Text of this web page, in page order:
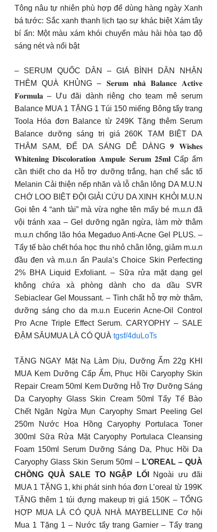
Tông nâu tự nhiên phù hợp để dùng hàng ngày Xanh
bá tước: Sắc xanh thanh lịch tạo sự khác biệt Xám tây
bí ẩn: Một màu xám khói chuyển màu hài hòa tạo độ
sáng nét và nổi bật
– SERUM QUỐC DÂN – GIÁ BÌNH DÂN NHẬN
THÊM QUÀ KHỦNG – 𝐒𝐞𝐫𝐮𝐦 𝐧𝐡𝐚̀ 𝐁𝐚𝐥𝐚𝐧𝐜𝐞 𝐀𝐜𝐭𝐢𝐯𝐞
𝐅𝐨𝐫𝐦𝐮𝐥𝐚 – Ưu đãi dành riêng cho team mê serum
Balance MUA 1 TẶNG 1 Túi 150 miếng Bông tẩy trang
Toola Hóa đơn Balance từ 249K Tặng thêm Serum
Balance dưỡng sáng trị giá 260K TẠM BIỆT DA
THÂM SẠM, ĐỂ DA SÁNG DỄ DÀNG 𝟗 𝐖𝐢𝐬𝐡𝐞𝐬
𝐖𝐡𝐢𝐭𝐞𝐧𝐢𝐧𝐠 𝐃𝐢𝐬𝐜𝐨𝐥𝐨𝐫𝐚𝐭𝐢𝐨𝐧 𝐀𝐦𝐩𝐮𝐥𝐞 𝐒𝐞𝐫𝐮𝐦 𝟐𝟓𝐦𝐥 Cấp ẩm
cần thiết cho da Hỗ trợ dưỡng trắng, hạn chế sắc tố
Melanin Cải thiện nếp nhăn và lỗ chân lông DA M.U.N
CHỚ LOO BIỆT ĐỘI GIẢI CỨU DA XINH KHỎI M.U.N
Gọi tên 4 “anh tài” mà vừa nghe tên mấy bé m.u.n đã
vội tránh xaa – Gel dưỡng ngăn ngừa, làm mờ thâm
m.u.n chống lão hóa Megaduo Anti-Acne Gel PLUS. –
Tẩy tế bào chết hóa học thu nhỏ chân lông, giảm m.u.n
đầu đen và m.u.n ẩn Paula’s Choice Skin Perfecting
2% BHA Liquid Exfoliant. – Sữa rửa mặt dạng gel
không chứa xà phòng dành cho da dầu SVR
Sebiaclear Gel Moussant. – Tinh chất hỗ trợ mờ thâm,
dưỡng sáng cho da m.u.n Eucerin Acne-Oil Control
Pro Acne Triple Effect Serum. CARYOPHY – SALE
ĐẬM SÂUMUA LÀ CÓ QUÀ tgsf/4duLoTs
TẶNG NGAY Mặt Nạ Làm Dịu, Dưỡng Ẩm 22g KHI
MUA Kem Dưỡng Cấp Ẩm, Phục Hồi Caryophy Skin
Repair Cream 50ml Kem Dưỡng Hỗ Trợ Dưỡng Sáng
Da Caryophy Glass Skin Cream 50ml Tẩy Tế Bào
Chết Ngăn Ngừa Mụn Caryophy Smart Peeling Gel
250m Nước Hoa Hồng Caryophy Portulaca Toner
300ml Sữa Rửa Mặt Caryophy Portulaca Cleansing
Foam 150ml Serum Dưỡng Sáng Da, Phục Hồi Da
Caryophy Glass Skin Serum 50ml – L’OREAL – QUÀ
CHỒNG QUÀ SALE TO NGẬP LỐI
Ngoài ưu đãi
MUA 1 TẶNG 1, khi phát sinh hóa đơn L’oreal từ 199K
TẶNG thêm 1 túi đựng makeup trị giá 150K – TỔNG
HỢP MUA LÀ CÓ QUÀ NHÀ MAYBELLINE Cơ hội
Mua 1 Tặng 1 – Nước tẩy trang Garnier – Tẩy trang